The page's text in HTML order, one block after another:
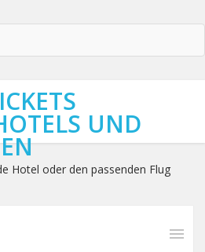
UND
Hotel oder den passenden Flug